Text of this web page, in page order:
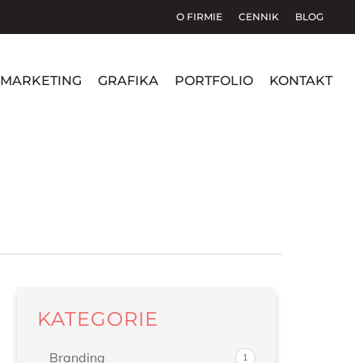
O FIRMIE CENNIK BLOG
MARKETING GRAFIKA PORTFOLIO KONTAKT
KATEGORIE
Branding 1